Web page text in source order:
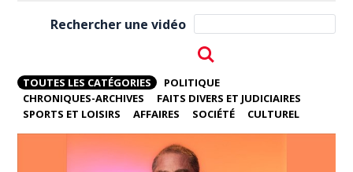
Rechercher une vidéo
TOUTES LES CATÉGORIES
POLITIQUE
CHRONIQUES-ARCHIVES
FAITS DIVERS ET JUDICIAIRES
SPORTS ET LOISIRS
AFFAIRES SOCIÉTÉ CULTUREL